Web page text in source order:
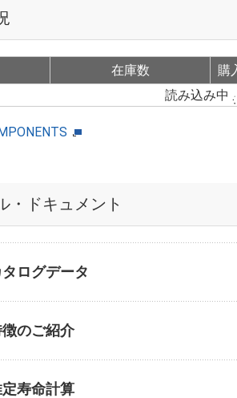
在庫数
購
読み込み中
・ドキュメント
タログデータ
のご紹介
寿命計算